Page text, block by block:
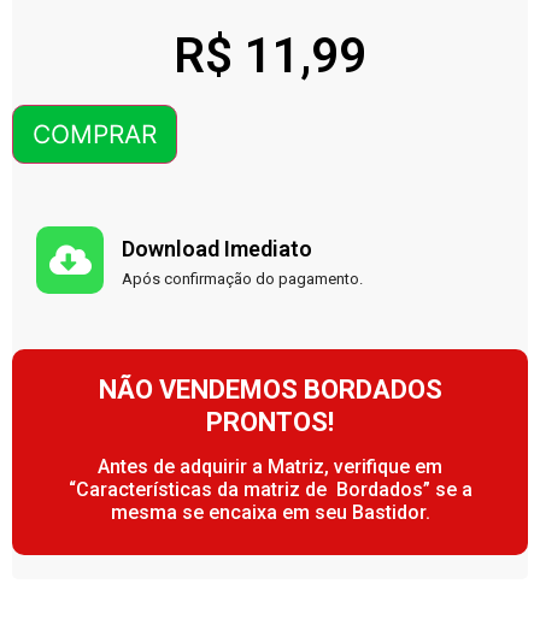
R$ 11,99
COMPRAR
Download Imediato
Após confirmação do pagamento.
NÃO VENDEMOS BORDADOS
PRONTOS!
Antes de adquirir a Matriz, verifique em
“Características da matriz de Bordados” se a
mesma se encaixa em seu Bastidor.